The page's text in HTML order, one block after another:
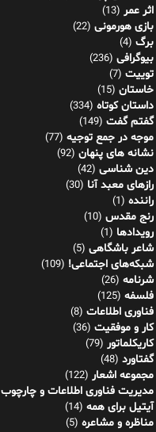
اثر عمر (13)
بازی هورمونی (22)
برگ (4)
بیوگرافی (236)
توییت (7)
خاستان (15)
داستان کوتاه (334)
گفتم گفت (149)
موجه در جمع توجیه (77)
نشانه های پنهان (92)
دین شناسی (42)
رازهای معبد آنا (30)
راننده (1)
رنج مقدس (10)
رویدادها (1)
شاعر باشگاهی (5)
شبکه‌های اجتماعی! (109)
شرنامه (26)
فلسفه (125)
فناوری اطلاعات (8)
کار و موفقیت (36)
کاریکلماتور (79)
گفتاورد (48)
مجموعه اشعار (122)
مدیریت فناوری اطلاعات و چارچوب ITIL
آیتیل برای همه (14)
مناظره و مشاعره (5)